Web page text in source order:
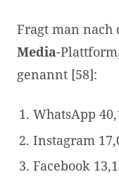
Fragt man nach
Media-
genannt [58]:
WhatsApp
Instagram
Facebook